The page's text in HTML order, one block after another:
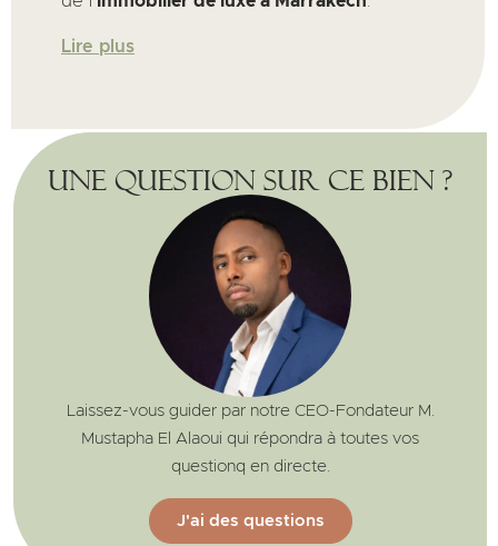
Lire plus
Une question sur ce bien ?
Laissez-vous guider par notre CEO-Fondateur M.
Mustapha El Alaoui qui répondra à toutes vos
questionq en directe.
J'ai des questions